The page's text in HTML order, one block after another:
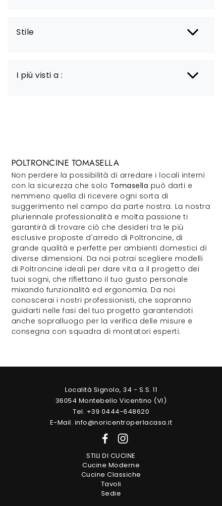
Stile
I più visti a :
POLTRONCINE TOMASELLA
Non perdere la possibilità di arredare i locali interni
con la sicurezza che solo Tomasella può darti e
nemmeno quella di ricevere ogni sorta di
suggerimento nel campo da parte nostra. La nostra
pluriennale professionalità e molta passione ti
garantirà di trovare ciò che desideri tra le più
esclusive proposte d'arredo di Poltroncine, di
grande qualità e perfette per ambienti domestici di
diverse dimensioni. Da noi potrai scegliere modelli
di Poltroncine ideali per dare vita a il progetto dei
tuoi sogni, che riflettano il tuo gusto personale
mixando funzionalità ed ergonomia. Da noi
conoscerai i nostri professionisti, che sapranno
guidarti nelle fasi del tuo progetto garantendoti
anche sopralluogo per la verifica delle misure e
consegna con squadra di montatori esperti.
Località Signolo, 34 - S.S. 11
36054 Montebello Vicentino (VI)
Tel. +39 0444-648620
E-Mail. info@noricentroperlacasa.it
STILI DI CUCINE
Cucine Moderne
Cucine Classiche
Tavoli
Sedie